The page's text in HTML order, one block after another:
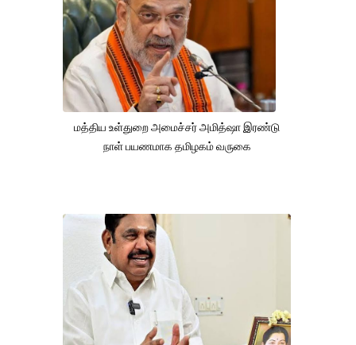
மத்திய உள்துறை அமைச்சர் அமித்ஷா இரண்டு
நாள் பயணமாக தமிழகம் வருகை